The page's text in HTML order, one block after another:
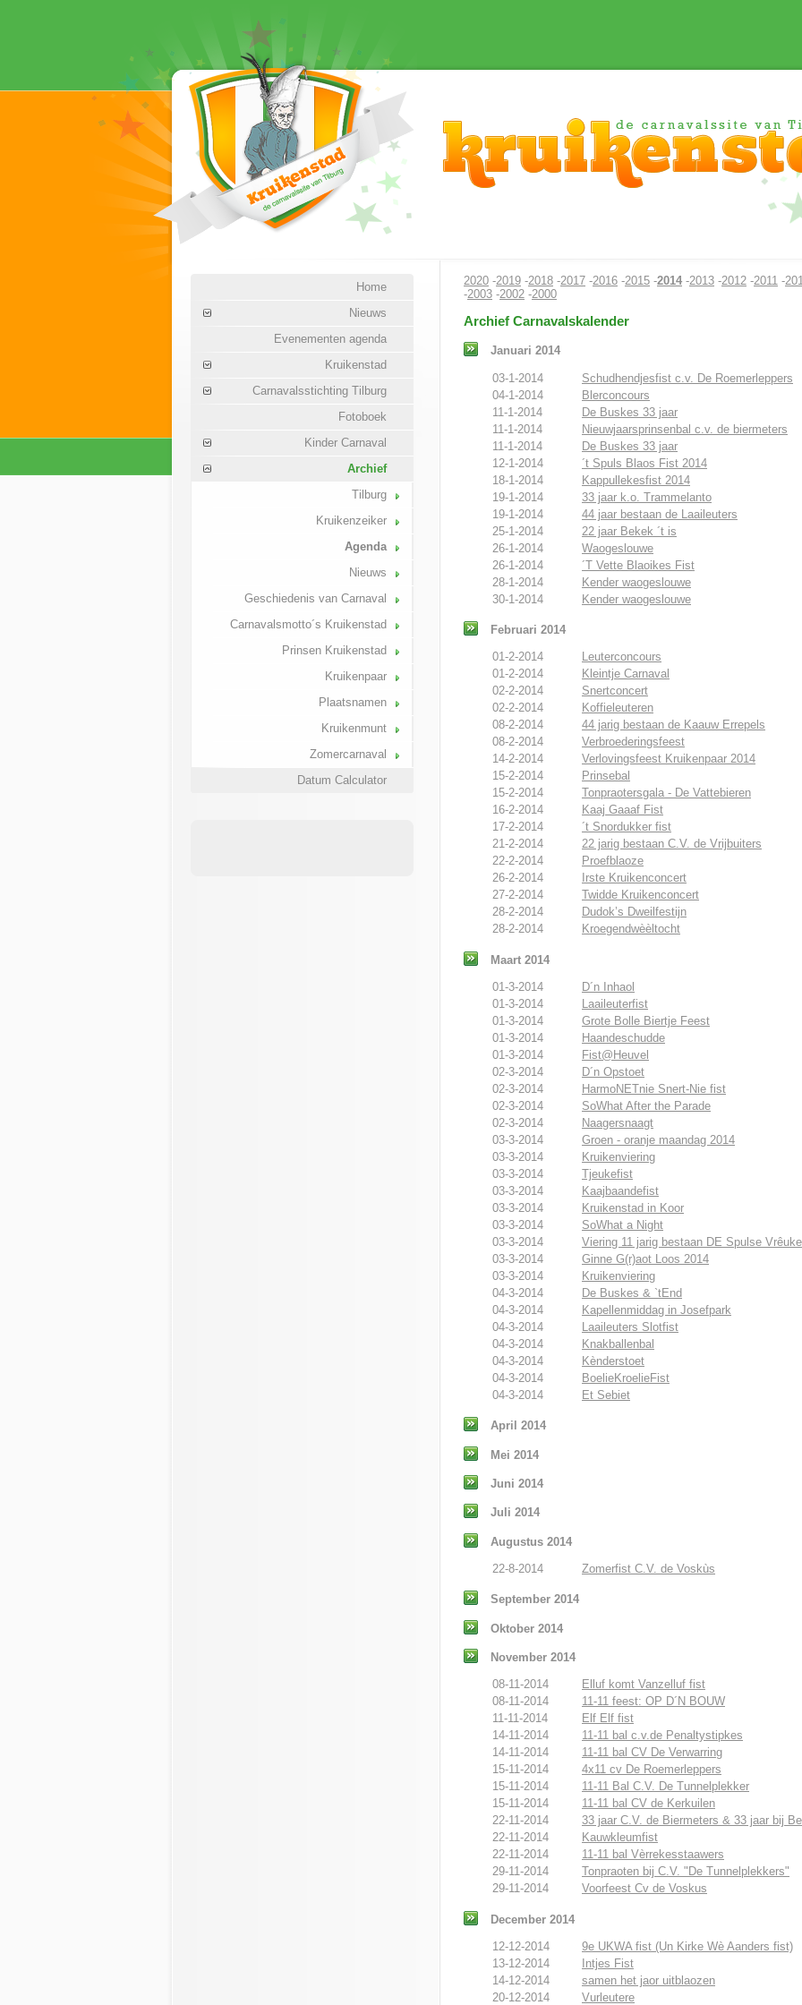
Home
Nieuws
Evenementen agenda
Kruikenstad
Carnavalsstichting Tilburg
Fotoboek
Kinder Carnaval
Archief
Tilburg
Kruikenzeiker
Agenda
Nieuws
Geschiedenis van Carnaval
Carnavalsmotto´s Kruikenstad
Prinsen Kruikenstad
Kruikenpaar
Plaatsnamen
Kruikenmunt
Zomercarnaval
Datum Calculator
2020 -2019 -2018 -2017 -2016 -2015 -2014 -2013 -2012 -2011 -
-2003 -2002 -2000
Archief Carnavalskalender
Januari 2014
03-1-2014
Schudhendjesfist c.v. De Roemerleppers
04-1-2014
Blerconcours
11-1-2014
De Buskes 33 jaar
11-1-2014
Nieuwjaarsprinsenbal c.v. de biermeters
11-1-2014
De Buskes 33 jaar
12-1-2014
´t Spuls Blaos Fist 2014
18-1-2014
Kappullekesfist 2014
19-1-2014
33 jaar k.o. Trammelanto
19-1-2014
44 jaar bestaan de Laaileuters
25-1-2014
22 jaar Bekek ´t is
26-1-2014
Waogeslouwe
26-1-2014
´T Vette Blaoikes Fist
28-1-2014
Kender waogeslouwe
30-1-2014
Kender waogeslouwe
Februari 2014
01-2-2014
Leuterconcours
01-2-2014
Kleintje Carnaval
02-2-2014
Snertconcert
02-2-2014
Koffieleuteren
08-2-2014
44 jarig bestaan de Kaauw Errepels
08-2-2014
Verbroederingsfeest
14-2-2014
Verlovingsfeest Kruikenpaar 2014
15-2-2014
Prinsebal
15-2-2014
Tonpraotersgala - De Vattebieren
16-2-2014
Kaaj Gaaaf Fist
17-2-2014
´t Snordukker fist
21-2-2014
22 jarig bestaan C.V. de Vrijbuiters
22-2-2014
Proefblaoze
26-2-2014
Irste Kruikenconcert
27-2-2014
Twidde Kruikenconcert
28-2-2014
Dudok’s Dweilfestijn
28-2-2014
Kroegendwèèltocht
Maart 2014
01-3-2014
D´n Inhaol
01-3-2014
Laaileuterfist
01-3-2014
Grote Bolle Biertje Feest
01-3-2014
Haandeschudde
01-3-2014
Fist@Heuvel
02-3-2014
D´n Opstoet
02-3-2014
HarmoNETnie Snert-Nie fist
02-3-2014
SoWhat After the Parade
02-3-2014
Naagersnaagt
03-3-2014
Groen - oranje maandag 2014
03-3-2014
Kruikenviering
03-3-2014
Tjeukefist
03-3-2014
Kaajbaandefist
03-3-2014
Kruikenstad in Koor
03-3-2014
SoWhat a Night
03-3-2014
Viering 11 jarig bestaan DE Spulse
03-3-2014
Ginne G(r)aot Loos 2014
03-3-2014
Kruikenviering
04-3-2014
De Buskes & `tEnd
04-3-2014
Kapellenmiddag in Josefpark
04-3-2014
Laaileuters Slotfist
04-3-2014
Knakballenbal
04-3-2014
Kènderstoet
04-3-2014
BoelieKroelieFist
04-3-2014
Et Sebiet
April 2014
Mei 2014
Juni 2014
Juli 2014
Augustus 2014
22-8-2014 Zomerfist C.V. de Voskùs
September 2014
Oktober 2014
November 2014
08-11-2014
Elluf komt Vanzelluf fist
08-11-2014
11-11 feest: OP D´N BOUW
11-11-2014
Elf Elf fist
14-11-2014
11-11 bal c.v.de Penaltystipkes
14-11-2014
11-11 bal CV De Verwarring
15-11-2014
4x11 cv De Roemerleppers
15-11-2014
11-11 Bal C.V. De Tunnelplekker
15-11-2014
11-11 bal CV de Kerkuilen
22-11-2014
33 jaar C.V. de Biermeters & 33 jaar bij
22-11-2014
Kauwkleumfist
22-11-2014
11-11 bal Vèrrekesstaawers
29-11-2014
Tonpraoten bij C.V. "De Tunnelplekkers"
29-11-2014
Voorfeest Cv de Voskus
December 2014
12-12-2014
9e UKWA fist (Un Kirke Wè Aanders fist)
13-12-2014
Intjes Fist
14-12-2014
samen het jaor uitblaozen
20-12-2014
Vurleutere